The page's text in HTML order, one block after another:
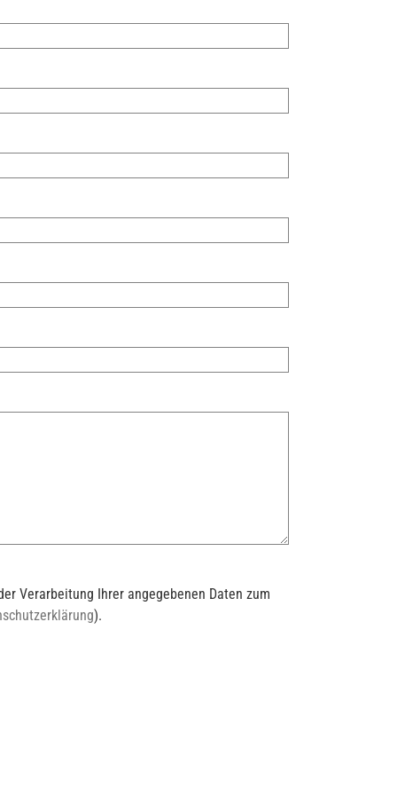
Verarbeitung Ihrer angegebenen Daten zum
).